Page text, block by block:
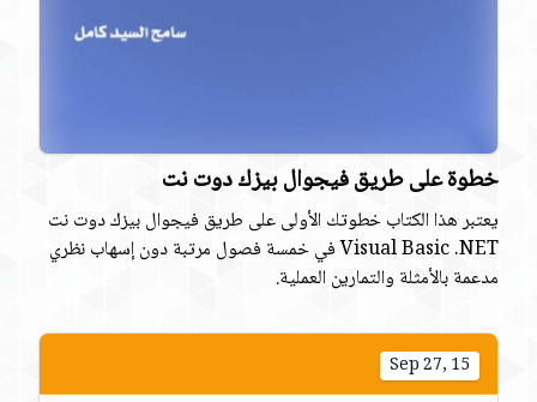
خطوة على طريق فيجوال بيزك دوت نت
يعتبر هذا الكتاب خطوتك الأولى على طريق فيجوال بيزك دوت نت
Visual Basic .NET في خمسة فصول مرتبة دون إسهاب نظري
مدعمة بالأمثلة والتمارين العملية.
Sep 27, 15